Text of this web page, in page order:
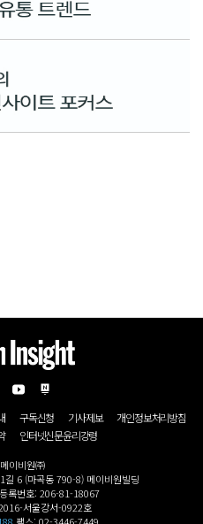
구독신청 기사제보
개인정보처리방침
인터넷신문윤리강령
이비원㈜
길 6 (마곡동 790-8) 메이비원빌딩
록번호: 206-81-18067
서울강서-0922호